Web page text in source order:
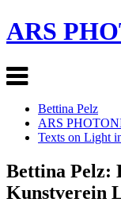
ARS
Bettina Pelz
ARS
Texts on Light
Bettina Pelz:
Kunstverein